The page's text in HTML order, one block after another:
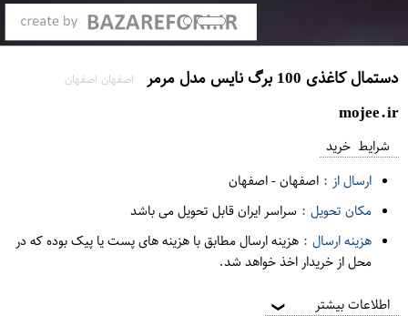
دستمال کاغذی 100 برگ نایس مدل مرمر اصفهان اصفهان
mojee.ir
شرایط خرید
ارسال از : اصفهان-اصفهان
مکان تحویل : سراسر ایران قابل تحویل می باشد
هزینه ارسال : هزینه ارسال مطابق با هزینه های پست یا پیک بوده که در
محل از خریدار اخذ خواهد شد.
اطلاعات بیشتر ❯